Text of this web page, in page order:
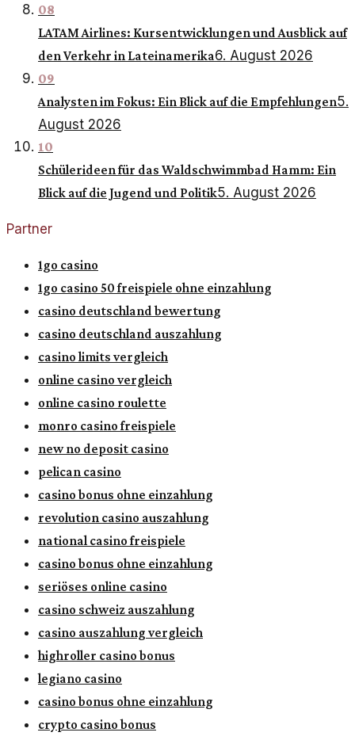
08
LATAM Airlines: Kursentwicklungen und Ausblick auf
den Verkehr in Lateinamerika6. August 2026
09
Analysten im Fokus: Ein Blick auf die Empfehlungen5.
August 2026
10
Schülerideen für das Waldschwimmbad Hamm: Ein
Blick auf die Jugend und Politik5. August 2026
Partner
1go casino
1go casino 50 freispiele ohne einzahlung
casino deutschland bewertung
casino deutschland auszahlung
casino limits vergleich
online casino vergleich
online casino roulette
monro casino freispiele
new no deposit casino
pelican casino
casino bonus ohne einzahlung
revolution casino auszahlung
national casino freispiele
casino bonus ohne einzahlung
seriöses online casino
casino schweiz auszahlung
casino auszahlung vergleich
highroller casino bonus
legiano casino
casino bonus ohne einzahlung
crypto casino bonus